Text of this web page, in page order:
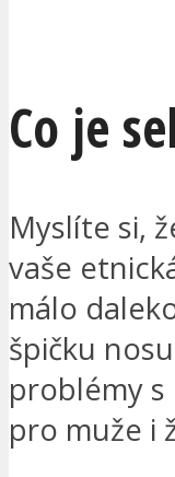
Co je
Myslíte si,
vaše
málo
špičku
problémy
pro muže i